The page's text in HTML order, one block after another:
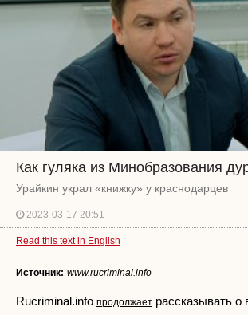
Как гуляка из Минобразования
Урайкин украл «книжку» у краснодарцев
2023-03-17 20:51
Read this text in English
Источник: www.rucriminal.info
Rucriminal.info продолжает рассказывать о